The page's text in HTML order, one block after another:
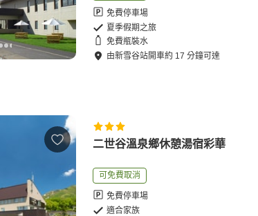
免費停車場
夏季假期之旅
免費瓶裝水
由新雪谷站開車約 17 分鐘可達
二世谷溫泉鄉休憩湯宿彩華
可免費取消
免費停車場
適合家族